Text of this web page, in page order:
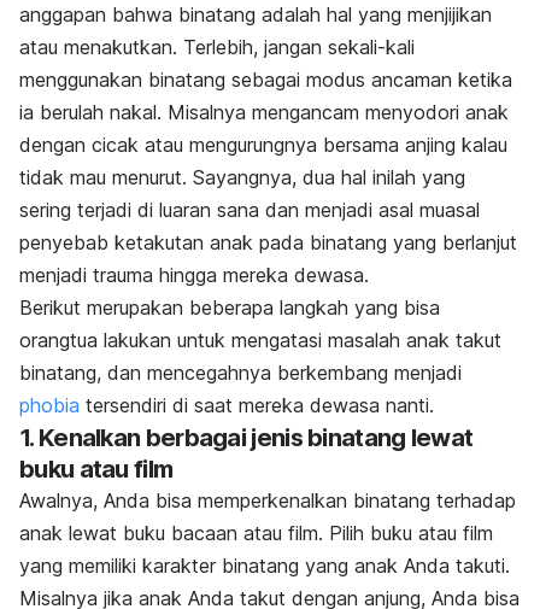
anggapan bahwa binatang adalah hal yang menjijikan
atau menakutkan. Terlebih, jangan sekali-kali
menggunakan binatang sebagai modus ancaman ketika
ia berulah nakal. Misalnya mengancam menyodori anak
dengan cicak atau mengurungnya bersama anjing kalau
tidak mau menurut. Sayangnya, dua hal inilah yang
sering terjadi di luaran sana dan menjadi asal muasal
penyebab ketakutan anak pada binatang yang berlanjut
menjadi trauma hingga mereka dewasa.
Berikut merupakan beberapa langkah yang bisa
orangtua lakukan untuk mengatasi masalah anak takut
binatang, dan mencegahnya berkembang menjadi
phobia tersendiri di saat mereka dewasa nanti.
1. Kenalkan berbagai jenis binatang lewat
buku atau film
Awalnya, Anda bisa memperkenalkan binatang terhadap
anak lewat buku bacaan atau film. Pilih buku atau film
yang memiliki karakter binatang yang anak Anda takuti.
Misalnya jika anak Anda takut dengan anjung, Anda bisa